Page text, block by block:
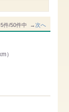
5件/50件中 →次へ
）